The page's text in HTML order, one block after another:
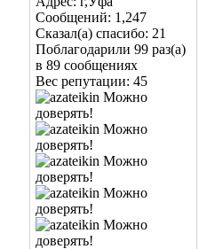
Сообщений: 1,247
Сказал(а) спасибо: 21
Поблагодарили 99 раз(а)
в 89 сообщениях
Вес репутации: 45